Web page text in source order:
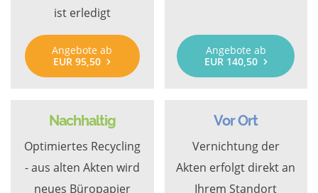
ist erledigt
Angebote ab
EUR 95,50
Angebote ab
EUR 140,50
Nachhaltig
Optimiertes Recycling
- aus alten Akten wird
neues Büropapier
Vor Ort
Vernichtung der
Akten erfolgt direkt an
Ihrem Standort